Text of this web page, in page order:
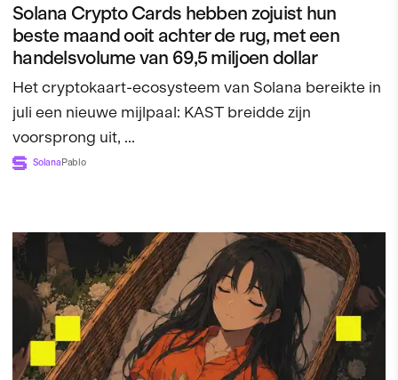
Solana Crypto Cards hebben zojuist hun
beste maand ooit achter de rug, met een
handelsvolume van 69,5 miljoen dollar
Het cryptokaart-ecosysteem van Solana bereikte in
juli een nieuwe mijlpaal: KAST breidde zijn
voorsprong uit, ...
SolanaPablo